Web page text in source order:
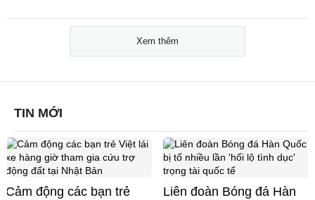
Xem thêm
TIN MỚI
Cảm động các bạn trẻ
Liên đoàn Bóng đá Hàn